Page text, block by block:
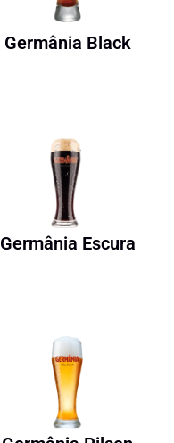
Germânia Black
Germânia Escura